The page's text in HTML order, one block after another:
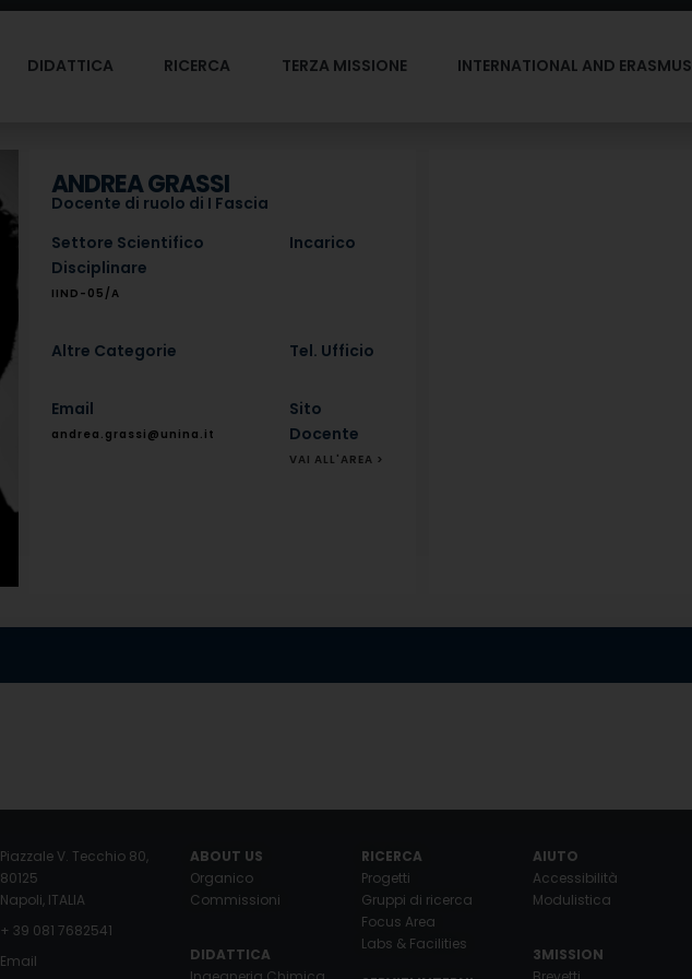
DIDATTICA RICERCA TERZA MISSIONE INTERNATIONAL AND ERASMUS
ANDREA GRASSI
Docente di ruolo di I Fascia
Settore Scientifico
Disciplinare
IIND-05/A
Incarico
Altre Categorie Tel. Ufficio
Email
andrea.grassi@unina.it
Sito
Docente
VAI ALL'AREA >
Piazzale V. Tecchio 80,
80125
Napoli, ITALIA
+ 39 081 7682541
Email
ABOUT US
Organico
Commissioni
DIDATTICA
RICERCA
Progetti
Gruppi di ricerca
Focus Area
Labs & Facilities
AIUTO
Accessibilità
Modulistica
3MISSION